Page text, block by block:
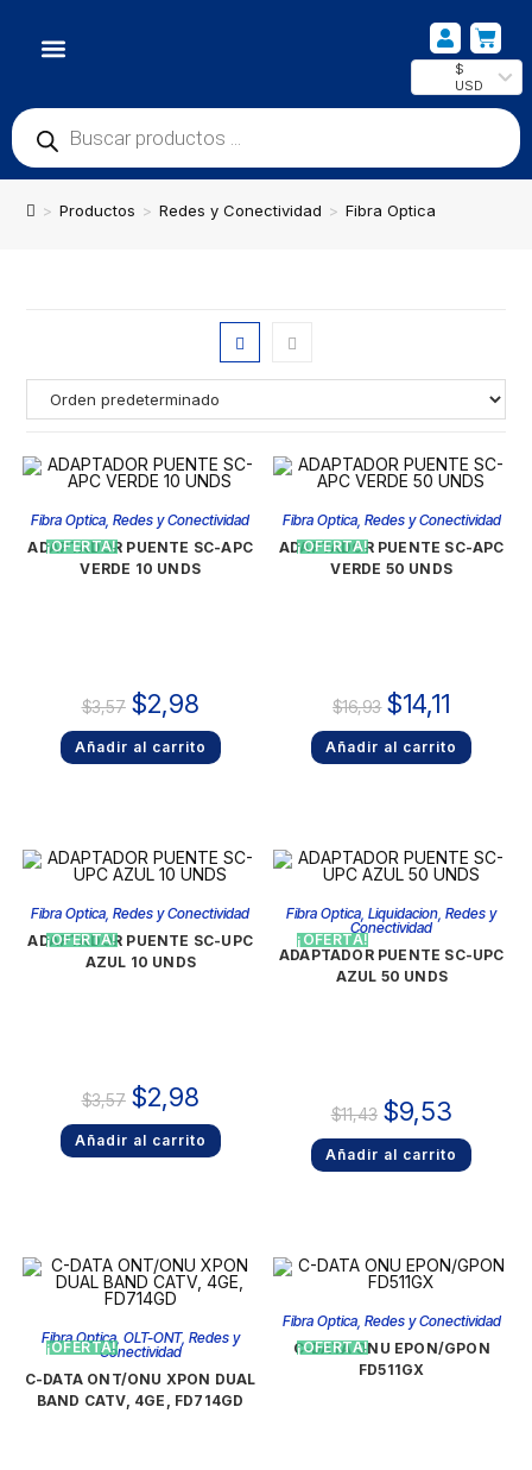
$
USD
> Productos > Redes y Conectividad > Fibra Optica
¡OFERTA!
Fibra Optica,Redes y Conectividad
ADAPTADOR PUENTE SC-APC
VERDE 10 UNDS
$3,57 $2,98
Añadir al carrito
¡OFERTA!
Fibra Optica, Redes y Conectividad
ADAPTADOR PUENTE SC-APC
VERDE 50 UNDS
$16,93 $14,11
Añadir al carrito
¡OFERTA!
Fibra Optica,Redes y Conectividad
ADAPTADOR PUENTE SC-UPC
AZUL 10 UNDS
$3,57 $2,98
Añadir al carrito
¡OFERTA!
Fibra Optica,Liquidacion,Redes y
Conectividad
ADAPTADOR PUENTE SC-UPC
AZUL 50 UNDS
$11,43 $9,53
Añadir al carrito
¡OFERTA!
Fibra Optica, OLT-ONT, Redes y
Conectividad
C-DATA ONT/ONU XPON DUAL
BAND CATV, 4GE, FD714GD
¡OFERTA!
Fibra Optica, Redes y Conectividad
C-DATA ONU EPON/GPON
FD511GX